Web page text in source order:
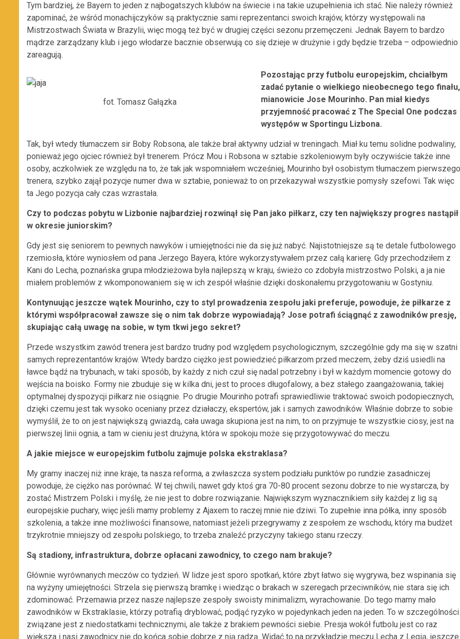
Tym bardziej, że Bayern to jeden z najbogatszych klubów na świecie i na takie uzupełnienia ich stać. Nie należy również
zapominać, że wśród monachijczyków są praktycznie sami reprezentanci swoich krajów, którzy występowali na
Mistrzostwach Świata w Brazylii, więc mogą też być w drugiej części sezonu przemęczeni. Jednak Bayern to bardzo
mądrze zarządzany klub i jego włodarze bacznie obserwują co się dzieje w drużynie i gdy będzie trzeba – odpowiednio
zareagują.
fot. Tomasz Gałązka
Pozostając przy futbolu europejskim, chciałbym
zadać pytanie o wielkiego nieobecnego tego finału,
mianowicie Jose Mourinho. Pan miał kiedys
przyjemność pracować z The Special One podczas
występów w Sportingu Lizbona.
Tak, był wtedy tłumaczem sir Boby Robsona, ale także brał aktywny udział w treningach. Miał ku temu solidne podwaliny,
ponieważ jego ojciec również był trenerem. Prócz Mou i Robsona w sztabie szkoleniowym były oczywiście także inne
osoby, aczkolwiek ze względu na to, że tak jak wspomniałem wcześniej, Mourinho był osobistym tłumaczem pierwszego
trenera, szybko zajął pozycje numer dwa w sztabie, ponieważ to on przekazywał wszystkie pomysły szefowi. Tak więc
ta Jego pozycja cały czas wzrastała.
Czy to podczas pobytu w Lizbonie najbardziej rozwinął się Pan jako piłkarz, czy ten największy progres nastąpił
w okresie juniorskim?
Gdy jest się seniorem to pewnych nawyków i umiejętności nie da się już nabyć. Najistotniejsze są te detale futbolowego
rzemiosła, które wyniosłem od pana Jerzego Bayera, które wykorzystywałem przez całą karierę. Gdy przechodziłem z
Kani do Lecha, poznańska grupa młodzieżowa była najlepszą w kraju, świeżo co zdobyła mistrzostwo Polski, a ja nie
miałem problemów z wkomponowaniem się w ich zespół właśnie dzięki doskonałemu przygotowaniu w Gostyniu.
Kontynuując jeszcze wątek Mourinho, czy to styl prowadzenia zespołu jaki preferuje, powoduje, że piłkarze z
którymi współpracował zawsze się o nim tak dobrze wypowiadają? Jose potrafi ściągnąć z zawodników presję,
skupiając całą uwagę na sobie, w tym tkwi jego sekret?
Przede wszystkim zawód trenera jest bardzo trudny pod względem psychologicznym, szczególnie gdy ma się w szatni
samych reprezentantów krajów. Wtedy bardzo ciężko jest powiedzieć piłkarzom przed meczem, żeby dziś usiedli na
ławce bądź na trybunach, w taki sposób, by każdy z nich czuł się nadal potrzebny i był w każdym momencie gotowy do
wejścia na boisko. Formy nie zbuduje się w kilka dni, jest to proces długofalowy, a bez stałego zaangażowania, takiej
optymalnej dyspozycji piłkarz nie osiągnie. Po drugie Mourinho potrafi sprawiedliwie traktować swoich podopiecznych,
dzięki czemu jest tak wysoko oceniany przez działaczy, ekspertów, jak i samych zawodników. Właśnie dobrze to sobie
wymyślił, że to on jest największą gwiazdą, cała uwaga skupiona jest na nim, to on przyjmuje te wszystkie ciosy, jest na
pierwszej linii ognia, a tam w cieniu jest drużyna, która w spokoju może się przygotowywać do meczu.
A jakie miejsce w europejskim futbolu zajmuje polska ekstraklasa?
My gramy inaczej niż inne kraje, ta nasza reforma, a zwłaszcza system podziału punktów po rundzie zasadniczej
powoduje, że ciężko nas porównać. W tej chwili, nawet gdy ktoś gra 70-80 procent sezonu dobrze to nie wystarcza, by
zostać Mistrzem Polski i myślę, że nie jest to dobre rozwiązanie. Największym wyznacznikiem siły każdej z lig są
europejskie puchary, więc jeśli mamy problemy z Ajaxem to raczej mnie nie dziwi. To zupełnie inna półka, inny sposób
szkolenia, a także inne możliwości finansowe, natomiast jeżeli przegrywamy z zespołem ze wschodu, który ma budżet
trzykrotnie mniejszy od zespołu polskiego, to trzeba znaleźć przyczyny takiego stanu rzeczy.
Są stadiony, infrastruktura, dobrze opłacani zawodnicy, to czego nam brakuje?
Głównie wyrównanych meczów co tydzień. W lidze jest sporo spotkań, które zbyt łatwo się wygrywa, bez wspinania się
na wyżyny umiejętności. Strzela się pierwszą bramkę i wiedząc o brakach w szeregach przeciwników, nie stara się ich
zdominować. Przemawia przez nasze najlepsze zespoły swoisty minimalizm, wyrachowanie. Do tego mamy mało
zawodników w Ekstraklasie, którzy potrafią dryblować, podjąć ryzyko w pojedynkach jeden na jeden. To w szczególności
związane jest z niedostatkami technicznymi, ale także z brakiem pewności siebie. Presja wokół futbolu jest co raz
większa i nasi zawodnicy nie do końca sobie dobrze z nią radzą. Widać to na przykładzie meczu Lecha z Legią, jeszcze